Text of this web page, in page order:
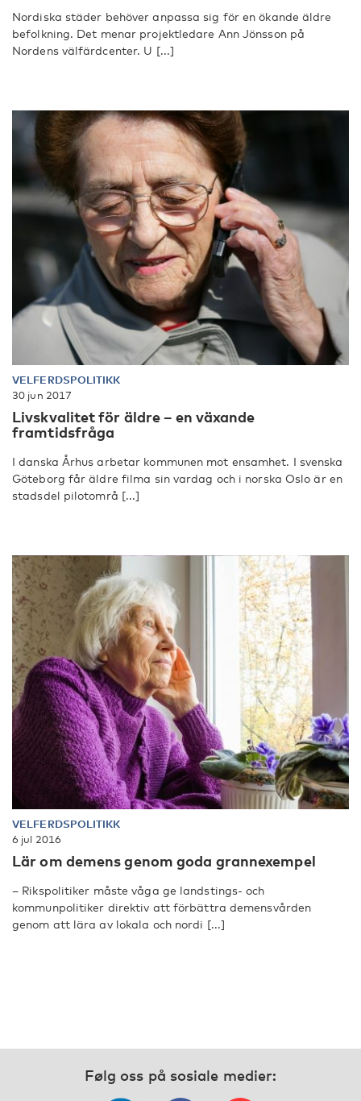
Nordiska städer behöver anpassa sig för en ökande äldre
befolkning. Det menar projektledare Ann Jönsson på
Nordens välfärdcenter. U [...]
VELFERDSPOLITIKK
30 jun 2017
Livskvalitet för äldre – en växande
framtidsfråga
I danska Århus arbetar kommunen mot ensamhet. I svenska
Göteborg får äldre filma sin vardag och i norska Oslo är en
stadsdel pilotområ [...]
VELFERDSPOLITIKK
6 jul 2016
Lär om demens genom goda grannexempel
– Rikspolitiker måste våga ge landstings- och
kommunpolitiker direktiv att förbättra demensvården
genom att lära av lokala och nordi [...]
Følg oss på sosiale medier: